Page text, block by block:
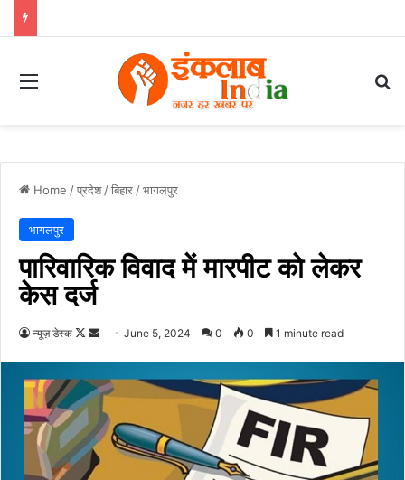
Menu
Home /प्रदेश /बिहार /भागलपुर
भागलपुर
पारिवारिक विवाद में मारपीट को लेकर
केस दर्ज
न्यूज़ डेस्क
Follow
Send June 5, 2024 0 0 1 minute read